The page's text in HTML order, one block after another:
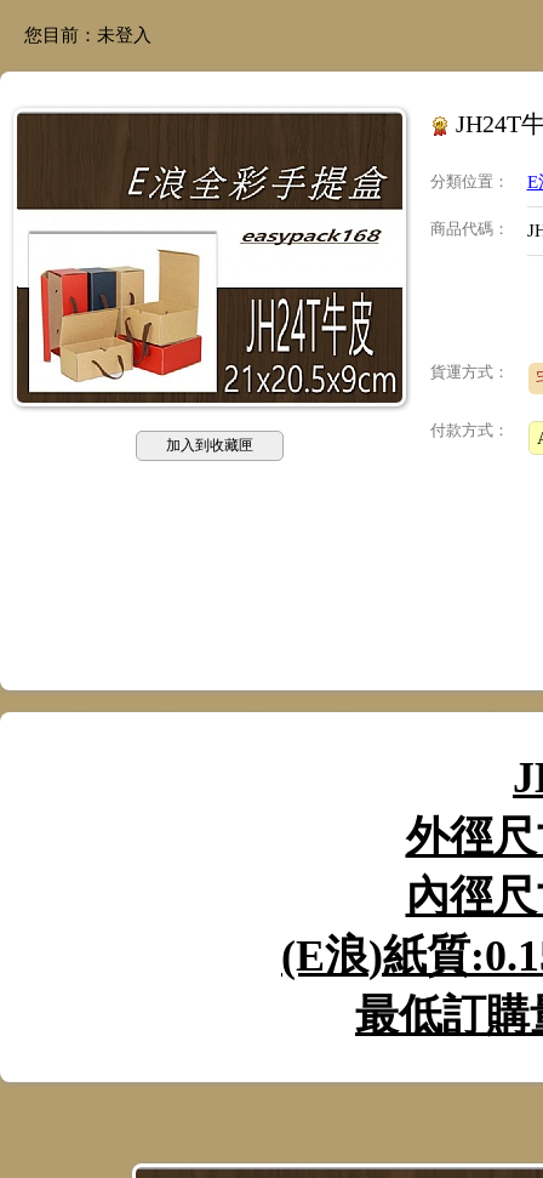
您目前： 未登入
加入到收藏匣
JH24T
分類位置 ： E
商品代碼：
貨運方式：
付款方式：
外徑
內徑
(E浪)紙質
最低訂購